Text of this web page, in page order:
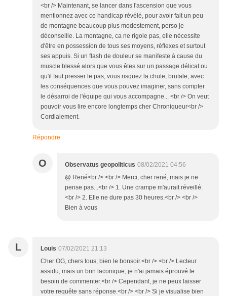
<br /> Maintenant, se lancer dans l'ascension que vous
mentionnez avec ce handicap révélé, pour avoir fait un peu
de montagne beaucoup plus modestement, perso je
déconseille. La montagne, ca ne rigole pas, elle nécessite
d'être en possession de tous ses moyens, réflexes et surtout
ses appuis. Si un flash de douleur se manifeste à cause du
muscle blessé alors que vous êtes sur un passage délicat ou
qu'il faut presser le pas, vous risquez la chute, brutale, avec
les conséquences que vous pouvez imaginer, sans compter
le désarroi de l'équipe qui vous accompagne... <br /> On veut
pouvoir vous lire encore longtemps cher Chroniqueur<br />
Cordialement.
Répondre
O Observatus geopoliticus 08/02/2021 04:56
@ René<br /> <br /> Merci, cher rené, mais je ne
pense pas...<br /> 1. Une crampe m'aurait réveillé.
<br /> 2. Elle ne dure pas 30 heures.<br /> <br />
Bien à vous
L Louis 07/02/2021 21:13
Cher OG, chers tous, bien le bonsoir.<br /> <br /> Lecteur
assidu, mais un brin laconique, je n'ai jamais éprouvé le
besoin de commenter.<br /> Cependant, je ne peux laisser
votre requête sans réponse.<br /> <br /> Si je visualise bien